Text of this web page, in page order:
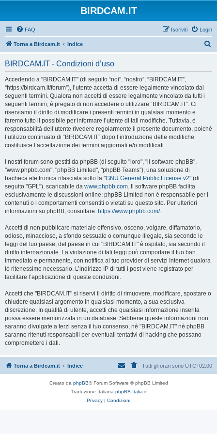
BIRDCAM.IT
FAQ Login
Iscriviti
Torna a Birdcam.it Indice
BIRDCAM.IT - Condizioni d’uso
Accedendo a “BIRDCAM.IT” (di seguito “noi”, “nostro”, “BIRDCAM.IT”,
“https://birdcam.it/forum”), l’utente accetta di essere legalmente vincolato dai
seguenti termini. Qualora non accetti di essere legalmente vincolato da tutti i
seguenti termini, è pregato di non accedere o utilizzare “BIRDCAM.IT”. Ci
riserviamo il diritto di modificare i presenti termini in qualsiasi momento e
faremo tutto il possibile per informare l’utente di tali modifiche. Tuttavia, è
responsabilità dell’utente rivedere regolarmente il presente documento, poiché
l’utilizzo continuato di “BIRDCAM.IT” dopo l’introduzione delle modifiche
costituisce l’accettazione dei termini aggiornati e/o modificati.
I nostri forum sono gestiti da phpBB (di seguito "loro", "il software phpBB",
"www.phpbb.com", "phpBB Limited", "phpBB Teams"), una soluzione di
bacheca elettronica rilasciata sotto la "GNU General Public License v2" (di
seguito "GPL"), scaricabile da www.phpbb.com. Il software phpBB facilita
esclusivamente le discussioni online; phpBB Limited non è responsabile per i
contenuti o i comportamenti consentiti o vietati su questo sito. Per ulteriori
informazioni su phpBB, consultare: https://www.phpbb.com/.
Accetti di non pubblicare materiale offensivo, osceno, volgare, diffamatorio,
odioso, minaccioso, a sfondo sessuale o comunque illegale, sia secondo le
leggi del tuo paese, del paese in cui "BIRDCAM.IT" è ospitato, sia secondo il
diritto internazionale. La violazione di tali leggi può comportare il tuo ban
immediato e permanente, con notifica al tuo provider di servizi Internet qualora
lo ritenessimo necessario. L’indirizzo IP di tutti i post viene registrato per
facilitare l’applicazione di queste condizioni.
Accetti che "BIRDCAM.IT" si riservi il diritto di rimuovere, modificare, spostare o
chiudere qualsiasi argomento in qualsiasi momento, a sua esclusiva
discrezione. In qualità di utente, accetti che qualsiasi informazione inserita
possa essere memorizzata in un database. Sebbene queste informazioni non
saranno divulgate a terzi senza il tuo consenso, né "BIRDCAM.IT" né phpBB
saranno ritenuti responsabili per eventuali tentativi di hacking che possano
compromettere i dati.
Torna a Birdcam.it Indice Tutti gli orari sono UTC+02:00
Creato da phpBB® Forum Software © phpBB Limited
Traduzione Italiana phpBB-Italia.it
Privacy | Condizioni